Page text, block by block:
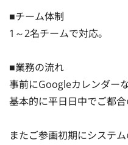
■チーム体制
1～2名チームで対応。
■業務の流れ
事前にGoogleカレンダー
基本的に平日日中でご都
またご参画初期にシステ